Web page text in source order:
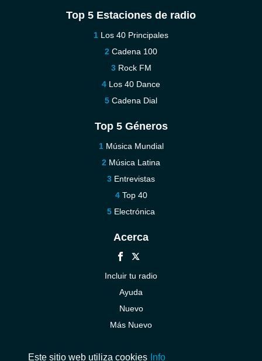
Top 5 Estaciones de radio
Los 40 Principales
Cadena 100
Rock FM
Los 40 Dance
Cadena Dial
Top 5 Géneros
Música Mundial
Música Latina
Entrevistas
Top 40
Electrónica
Acerca
Incluir tu radio
Ayuda
Nuevo
Más Nuevo
Este sitio web utiliza cookies Info